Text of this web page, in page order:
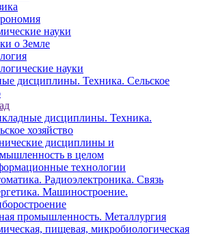
науки
о Земле
науки
дисциплины. Техника. Сельское
дисциплины. Техника.
хозяйство
дисциплины и
в целом
технологии
Радиоэлектроника. Связь
Машиностроение.
промышленность. Металлургия
пищевая, микробиологическая